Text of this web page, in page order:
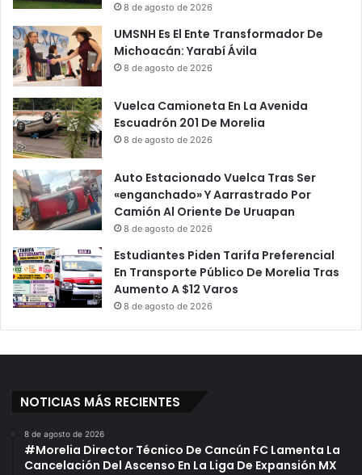
8 de agosto de 2026
UMSNH Es El Ente Transformador De
Michoacán: Yarabí Ávila
8 de agosto de 2026
Vuelca Camioneta En La Avenida
Escuadrón 201 De Morelia
8 de agosto de 2026
Auto Estacionado Vuelca Tras Ser
«enganchado» Y Aarrastrado Por
Camión Al Oriente De Uruapan
8 de agosto de 2026
Estudiantes Piden Tarifa Preferencial
En Transporte Público De Morelia Tras
Aumento A $12 Varos
8 de agosto de 2026
NOTICIAS MÁS RECIENTES
8 de agosto de 2026
#Morelia Director Técnico De Cancún FC Lamenta La
Cancelación Del Ascenso En La Liga De Expansión MX